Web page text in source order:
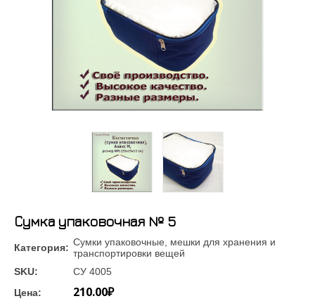
Сумка упаковочная № 5
Категория: Сумки упаковочные, мешки для хранения и
транспортировки вещей
SKU:
СУ 4005
Цена:
210.00₽